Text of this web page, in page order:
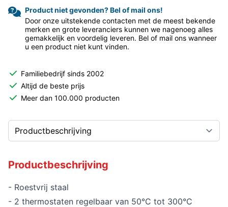
Product niet gevonden? Bel of mail ons!
Door onze uitstekende contacten met de meest bekende
merken en grote leveranciers kunnen we nagenoeg alles
gemakkelijk en voordelig leveren. Bel of mail ons wanneer
u een product niet kunt vinden.
Familiebedrijf sinds 2002
Altijd de beste prijs
Meer dan 100.000 producten
Productbeschrijving
- Roestvrij staal
- 2 thermostaten regelbaar van 50°C tot 300°C